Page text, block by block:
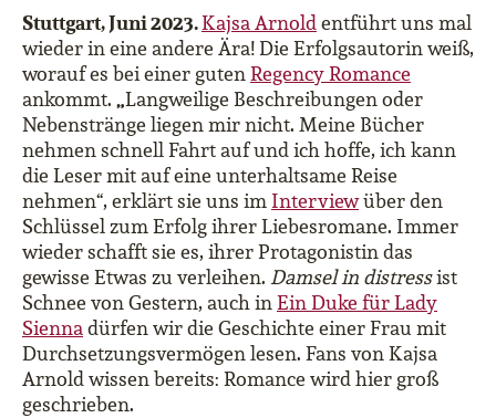
Stuttgart, Juni 2023.Kajsa Arnoldentführt uns mal
wieder in eine andere Ära! Die Erfolgsautorin weiß,
worauf es bei einer gutenRegency Romance
ankommt. „Langweilige Beschreibungen oder
Nebenstränge liegen mir nicht. Meine Bücher
nehmen schnell Fahrt auf und ich hoffe, ich kann
die Leser mit auf eine unterhaltsame Reise
nehmen“,erklärt sie uns im Interviewüber den
Schlüssel zum Erfolg ihrer Liebesromane. Immer
wieder schafft sie es, ihrer Protagonistin das
gewisse Etwas zu verleihen. Damsel in distressist
Schnee von Gestern, auch inEin Duke für Lady
Siennadürfen wir die Geschichte einer Frau mit
Durchsetzungsvermögen lesen. Fans von Kajsa
Arnold wissen bereits: Romance wird hier groß
geschrieben.